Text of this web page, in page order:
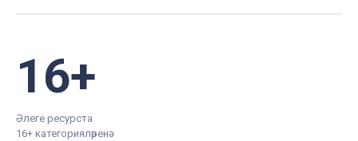
16+
Әлеге ресурста
16+ категорияләренә